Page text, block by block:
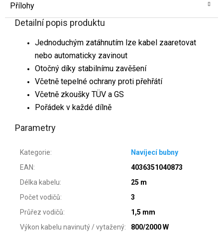
Přílohy
Detailní popis produktu
Jednoduchým zatáhnutím lze kabel zaaretovat
nebo automaticky zavinout
Otočný díky stabilnímu zavěšení
Včetně tepelné ochrany proti přehřátí
Včetně zkoušky TÜV a GS
Pořádek v každé dílně
Parametry
Kategorie:
Navíjecí bubny
EAN:
4036351040873
Délka kabelu:
25 m
Počet vodičů:
3
Průřez vodičů:
1,5 mm
Výkon kabelu navinutý / vytažený: 800/2000 W